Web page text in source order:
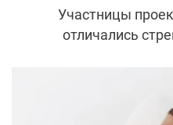
Участницы
отличались
скромница Дарья
перед соблазном
природу. Но и она